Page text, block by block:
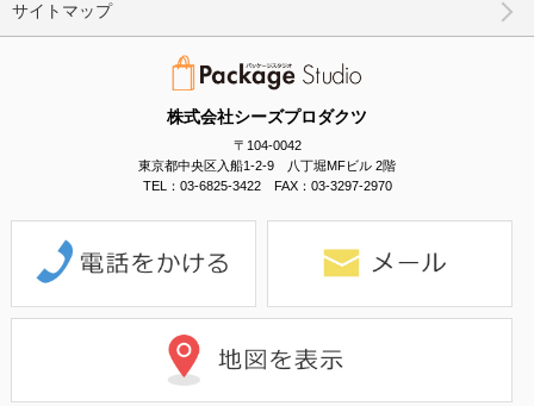
株式会社シーズプロダクツ
〒104-0042
東京都中央区入船1-2-9 八丁堀MFビル 2階
TEL：03-6825-3422 FAX：03-3297-2970
サイトマップ